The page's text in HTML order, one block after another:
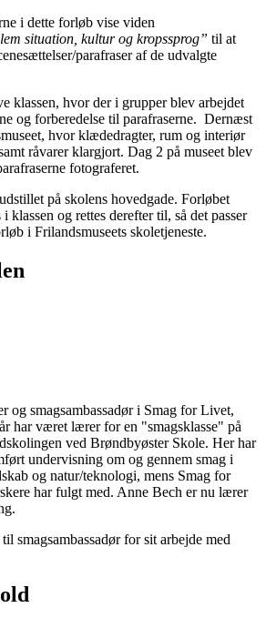
i dette forløb vise viden
situation, kultur og kropssprog” til at
parafraser af de udvalgte
klassen, hvor der i grupper blev arbejdet
og forberedelse til parafraserne. Dernæst
hvor klædedragter, rum og interiør
råvarer klargjort. Dag 2 på museet blev
fotograferet.
på skolens hovedgade. Forløbet
klassen og rettes derefter til, så det passer
i Frilandsmuseets skoletjeneste.
og smagsambassadør i Smag for Livet,
har været lærer for en "smagsklasse" på
ved Brøndbyøster Skole. Her har
undervisning om og gennem smag i
og natur/teknologi, mens Smag for
har fulgt med. Anne Bech er nu lærer
smagsambassadør for sit arbejde med